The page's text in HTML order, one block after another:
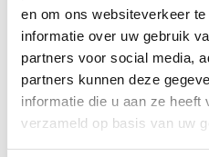
en om ons websiteverkeer
informatie over uw gebruik
partners voor social media,
partners kunnen deze
informatie die u aan ze
verzameld op basis van uw
De natuurlijke wijnen van
Wijngaard en El Placer
deskundige begeleiding
Je krijgt natuurlijk ook
wijngaard en uitleg over